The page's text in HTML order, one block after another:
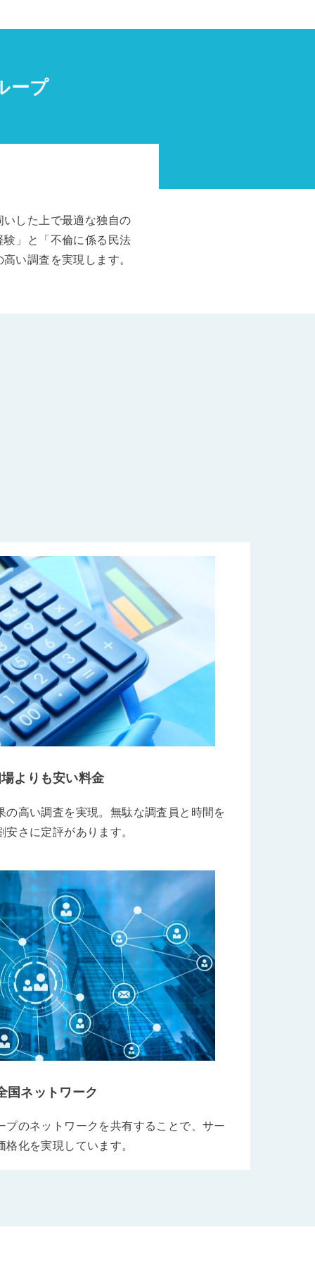
ープ
した上で最適な独自の
」と「不倫に係る民法
い調査を実現します。
よりも安い料金
の高い調査を実現。無駄な調査員と時間を
さに定評があります。
国ネットワーク
プのネットワークを共有することで、サー
化を実現しています。